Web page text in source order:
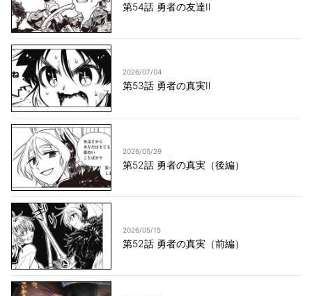
第54話 勇者の友達Ⅱ
2026/07/04
第53話 勇者の真実Ⅱ
2026/05/29
第52話 勇者の真実（後編）
2026/05/15
第52話 勇者の真実（前編）